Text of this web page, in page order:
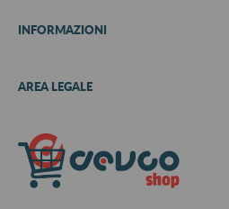
INFORMAZIONI
Metodi di pagamento
Richiedi preventivo
Contattaci
AREA LEGALE
Informativa su resi e rimborsi
Privacy Policy